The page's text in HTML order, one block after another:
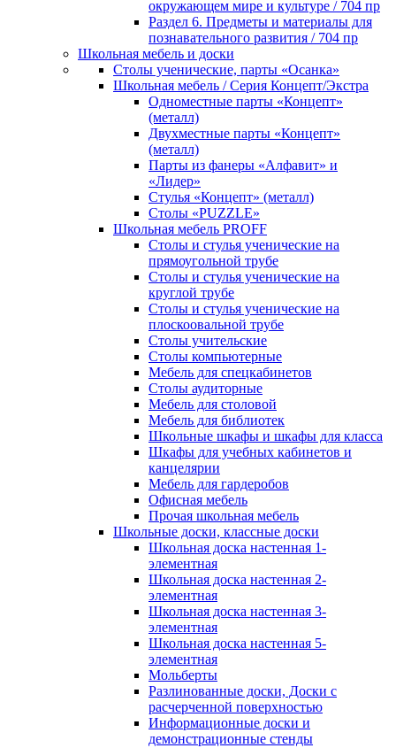
окружающем мире и культуре / 704 пр
Раздел 6. Предметы и материалы для
познавательного развития / 704 пр
Школьная мебель и доски
Столы ученические, парты «Осанка»
Школьная мебель / Серия Концепт/Экстра
Одноместные парты «Концепт»
(металл)
Двухместные парты «Концепт»
(металл)
Парты из фанеры «Алфавит» и
«Лидер»
Стулья «Концепт» (металл)
Столы «PUZZLE»
Школьная мебель PROFF
Столы и стулья ученические на
прямоугольной трубе
Столы и стулья ученические на
круглой трубе
Столы и стулья ученические на
плоскоовальной трубе
Столы учительские
Столы компьютерные
Мебель для спецкабинетов
Столы аудиторные
Мебель для столовой
Мебель для библиотек
Школьные шкафы и шкафы для класса
Шкафы для учебных кабинетов и
канцелярии
Мебель для гардеробов
Офисная мебель
Прочая школьная мебель
Школьные доски, классные доски
Школьная доска настенная 1-
элементная
Школьная доска настенная 2-
элементная
Школьная доска настенная 3-
элементная
Школьная доска настенная 5-
элементная
Мольберты
Разлинованные доски, Доски с
расчерченной поверхностью
Информационные доски и
демонстрационные стенды